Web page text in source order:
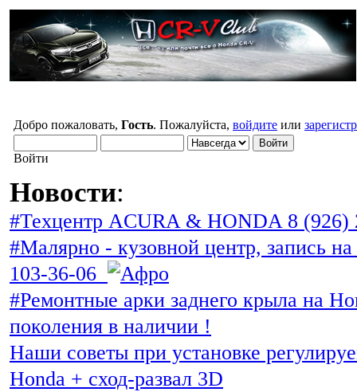
Добро пожаловать, Гость. Пожалуйста, войдите или
Войти
Новости:
#Техцентр ACURA & HONDA 8 (926)
#Малярно - кузовной центр, запись
103-36-06
#Ремонтные арки заднего крыла на
поколения в наличии !
Наши советы при установке
Honda + сход-развал 3D